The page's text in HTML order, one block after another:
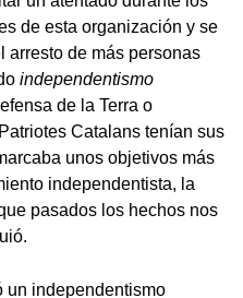
de esta organización y se
arresto de más personas
independentismo
de la Terra o
Catalans tenían sus
unos objetivos más
independentista, la
pasados los hechos nos
un independentismo